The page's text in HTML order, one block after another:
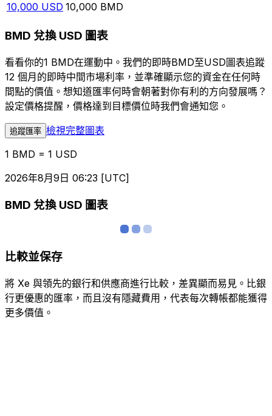
10,000 USD 10,000 BMD
BMD 兌換 USD 圖表
看看你的1 BMD在運動中。我們的即時BMD至USD圖表追蹤
12 個月的即時中間市場利率，並準確顯示您的資金在任何時
間點的價值。想知道匯率何時會朝著對你有利的方向發展嗎？
設定價格提醒，價格達到目標價位時我們會通知您。
追蹤匯率 檢視完整圖表
1 BMD = 1 USD
2026年8月9日 06:23 [UTC]
BMD 兌換 USD 圖表
比較並保存
將 Xe 與領先的銀行和供應商進行比較，差異顯而易見。比銀
行更優惠的匯率，而且沒有隱藏費用，代表每次轉帳都能獲得
更多價值。